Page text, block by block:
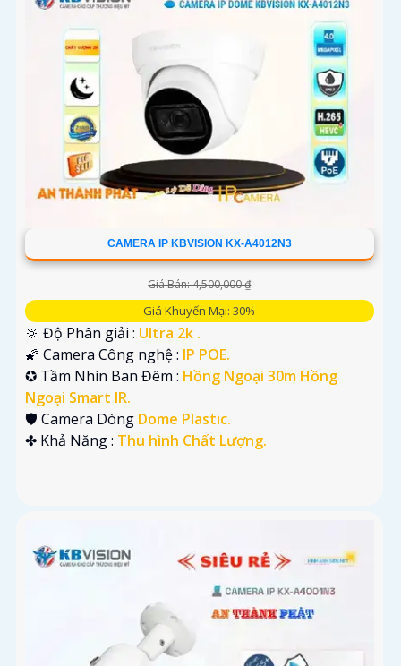
CAMERA IP KBVISION KX-A4012N3
Giá Bán: 4,500,000 ₫
Giá Khuyến Mại: 30%
🔆 Độ Phân giải : Ultra 2k .
🌠 Camera Công nghệ : IP POE.
✪ Tầm Nhìn Ban Đêm : Hồng Ngoại 30m Hồng
Ngoại Smart IR.
🛡 Camera Dòng Dome Plastic.
️✤ Khả Năng : Thu hình Chất Lượng.